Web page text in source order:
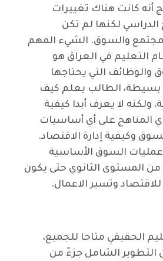
أنه كانت هناك تغييرات
لكنها لم تكن
والسوق. الشيء المهم
التعليم في العراق هو
والوظائف التي يحتاجها
بسيطة، الطالب يعلم كيف
ولكنه لا يعرف أبدا كيفية
المناهج على أي أساسيات
وكيفية إدارة الاقتصاد.
السوق الأساسية
من المستوى الثانوي حتى يكون
وتسير الاعمال.
الحقيقي متاحا للجميع،
التطوير الشامل جزءً من